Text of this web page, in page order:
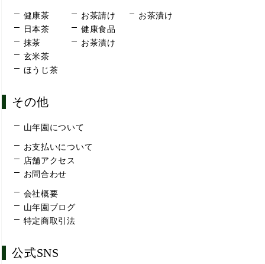
健康茶
日本茶
抹茶
玄米茶
ほうじ茶
お茶請け
健康食品
お茶漬け
お茶漬け
その他
山年園について
お支払いについて
店舗アクセス
お問合わせ
会社概要
山年園ブログ
特定商取引法
公式SNS